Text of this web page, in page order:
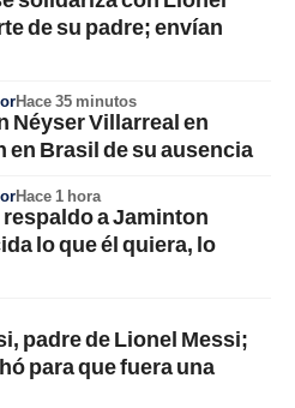
de su padre; envían
Hace 35 minutos
Néyser Villarreal en
Brasil de su ausencia
Hace 1 hora
respaldo a Jaminton
lo que él quiera, lo
padre de Lionel Messi;
para que fuera una